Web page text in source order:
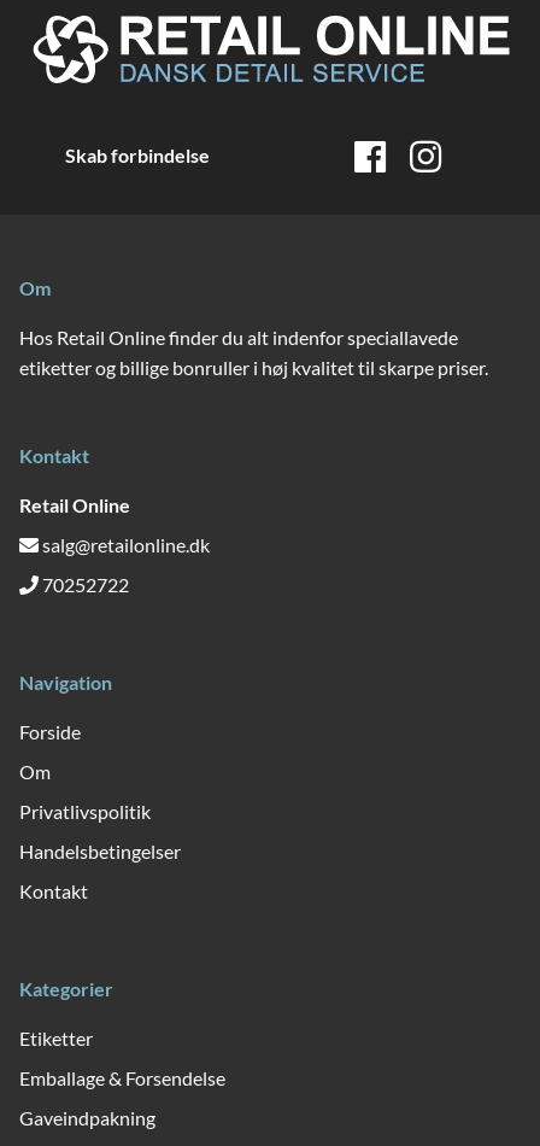
Skab forbindelse
Om
Hos Retail Online finder du alt indenfor speciallavede
etiketter og billige bonruller i høj kvalitet til skarpe priser.
Kontakt
Retail Online
salg@retailonline.dk
70252722
Navigation
Forside
Om
Privatlivspolitik
Handelsbetingelser
Kontakt
Kategorier
Etiketter
Emballage & Forsendelse
Gaveindpakning